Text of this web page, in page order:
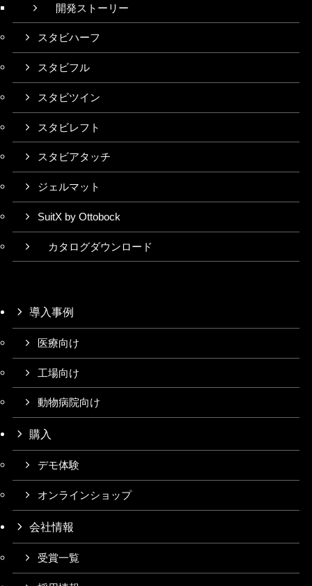
開発ストーリー
スタビハーフ
スタビフル
スタビツイン
スタビレフト
スタビアタッチ
ジェルマット
SuitX by Ottobock
カタログダウンロード
導入事例
医療向け
工場向け
動物病院向け
購入
デモ体験
オンラインショップ
会社情報
受賞一覧